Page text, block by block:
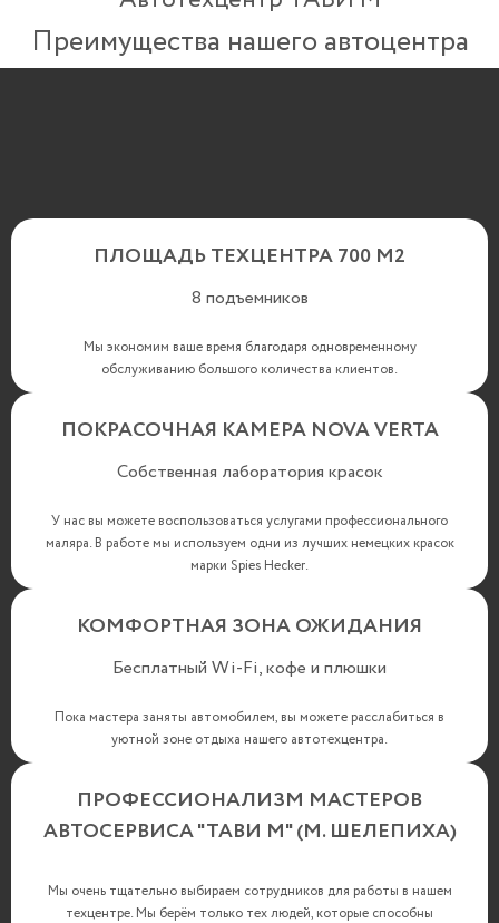
Преимущества нашего автоцентра
ПЛОЩАДЬ ТЕХЦЕНТРА 700 М2
8 подъемников
Мы экономим ваше время благодаря одновременному
обслуживанию большого количества клиентов.
ПОКРАСОЧНАЯ КАМЕРА NOVA VERTA
Собственная лаборатория красок
У нас вы можете воспользоваться услугами профессионального
маляра. В работе мы используем одни из лучших немецких красок
марки Spies Hecker.
КОМФОРТНАЯ ЗОНА ОЖИДАНИЯ
Бесплатный Wi-Fi, кофе и плюшки
Пока мастера заняты автомобилем, вы можете расслабиться в
уютной зоне отдыха нашего автотехцентра.
ПРОФЕССИОНАЛИЗМ МАСТЕРОВ
АВТОСЕРВИСА "ТАВИ М" (М. ШЕЛЕПИХА)
Мы очень тщательно выбираем сотрудников для работы в нашем
техцентре. Мы берём только тех людей, которые способны